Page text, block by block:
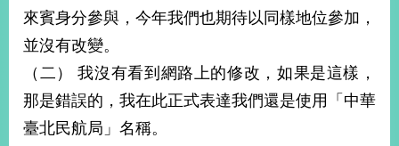
來賓身分參與，今年我們也期待以同樣地位參加，
並沒有改變。
（二） 我沒有看到網路上的修改，如果是這樣，
那是錯誤的，我在此正式表達我們還是使用「中華
臺北民航局」名稱。